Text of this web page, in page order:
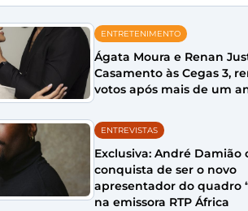
ENTRETENIMENTO
Ágata Moura e Renan
Casamento às Cegas 3,
votos após mais de um
ENTREVISTAS
Exclusiva: André Damião
conquista de ser o novo
apresentador do quadro
na emissora RTP África